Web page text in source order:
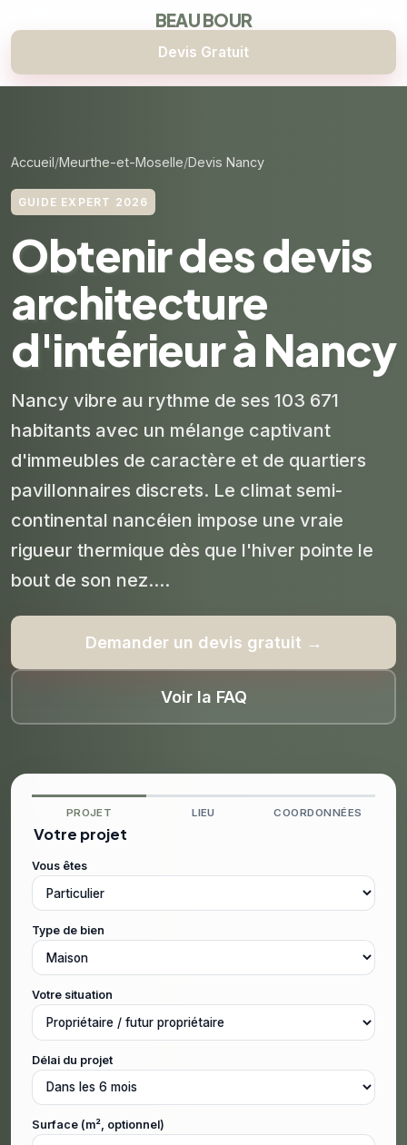
BEAU BOUR
Devis Gratuit
Accueil Meurthe-et-Moselle Devis Nancy
GUIDE EXPERT 2026
Obtenir des devis
architecture
d'intérieur à Nancy
Nancy vibre au rythme de ses 103 671
habitants avec un mélange captivant
d'immeubles de caractère et de quartiers
pavillonnaires discrets. Le climat semi-
continental nancéien impose une vraie
rigueur thermique dès que l'hiver pointe le
bout de son nez....
Demander un devis gratuit →
Voir la FAQ
PROJET LIEU COORDONNÉES
Votre projet
Vous êtes
Type de bien
Votre situation
Délai du projet
Surface (m², optionnel)